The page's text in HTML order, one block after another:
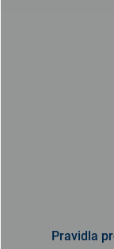
Pravidla